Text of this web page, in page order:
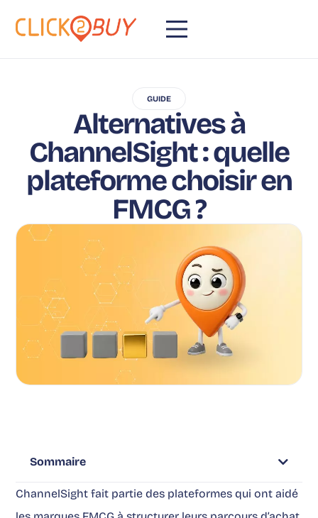
GUIDE
Alternatives à
ChannelSight : quelle
plateforme choisir en
FMCG ?
Sommaire
ChannelSight fait partie des plateformes qui ont aidé